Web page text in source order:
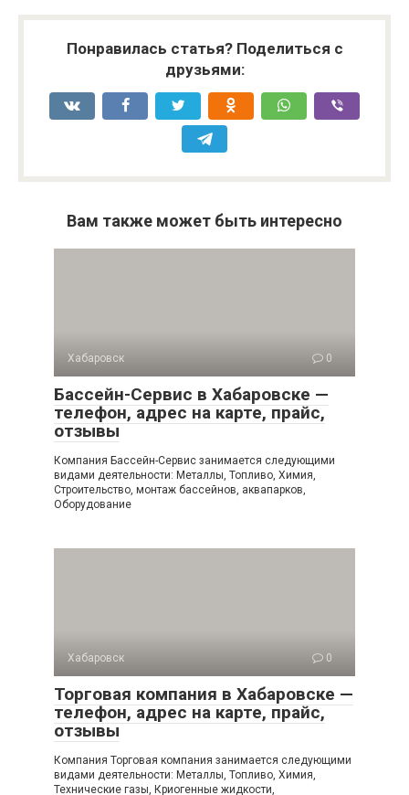
Понравилась статья? Поделиться с
друзьями:
Вам также может быть интересно
Хабаровск 0
Бассейн-Сервис в Хабаровске —
телефон, адрес на карте, прайс,
отзывы
Компания Бассейн-Сервис занимается следующими
видами деятельности: Металлы, Топливо, Химия,
Строительство, монтаж бассейнов, аквапарков,
Оборудование
Хабаровск 0
Торговая компания в Хабаровске —
телефон, адрес на карте, прайс,
отзывы
Компания Торговая компания занимается следующими
видами деятельности: Металлы, Топливо, Химия,
Технические газы, Криогенные жидкости,